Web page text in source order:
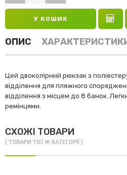
У КОШИК
ОПИС
Цей двоколірний рюкзак з
відділення для пляжного
відділення з місцем до 8 банок.
ремінцями.
СХОЖІ ТОВАРИ
( ТОВАРИ ТІЄЇ Ж КАТЕГОРІЇ )